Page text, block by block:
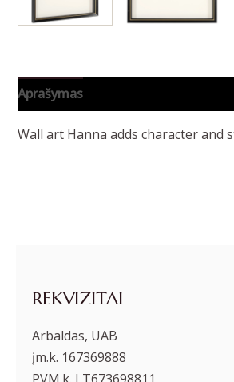
Aprašymas
Wall art Hanna adds character
REKVIZITAI
Arbaldas, UAB
įm.k. 167369888